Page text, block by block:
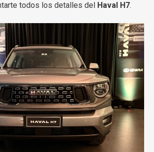
todos los detalles del Haval H7.